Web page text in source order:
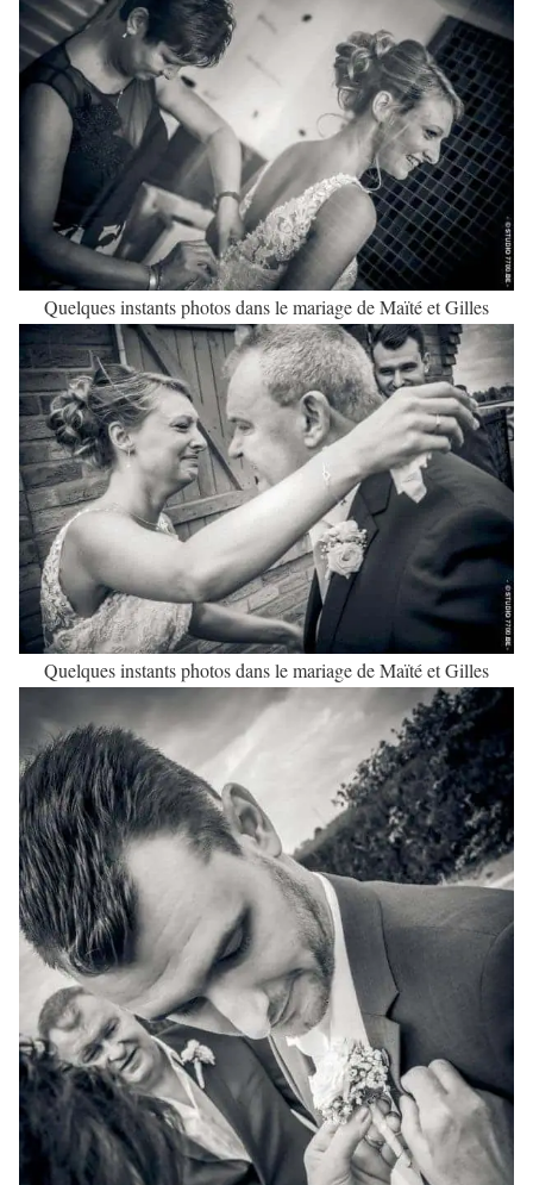
Quelques instants photos dans le mariage de Maïté et Gilles
Quelques instants photos dans le mariage de Maïté et Gilles